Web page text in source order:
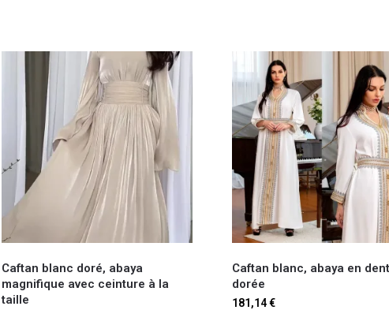
Caftan blanc doré, abaya
magnifique avec ceinture à la
taille
Caftan blanc, abaya en
dorée
181,14€